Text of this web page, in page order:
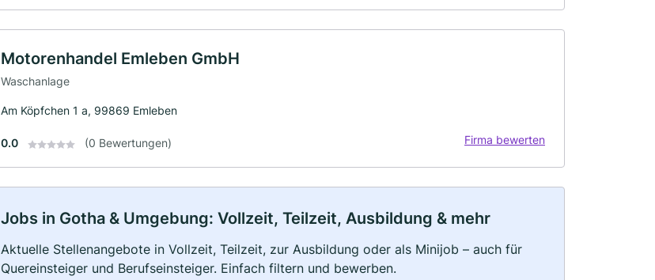
Motorenhandel Emleben GmbH
Waschanlage
Am Köpfchen 1 a, 99869 Emleben
0.0 (0 Bewertungen) Firma bewerten
Jobs in Gotha & Umgebung: Vollzeit, Teilzeit, Ausbildung & mehr
Aktuelle Stellenangebote in Vollzeit, Teilzeit, zur Ausbildung oder als Minijob – auch für
Quereinsteiger und Berufseinsteiger. Einfach filtern und bewerben.